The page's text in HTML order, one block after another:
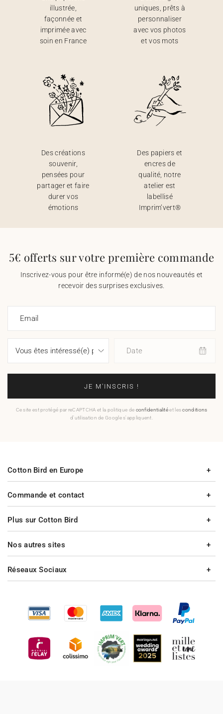
illustrée,
façonnée et
imprimée avec
soin en France
uniques, prêts à
personnaliser
avec vos photos
et vos mots
Des créations
souvenir,
pensées pour
partager et faire
durer vos
émotions
Des papiers et
encres de
qualité, notre
atelier est
labellisé
Imprim’vert®
5€ offerts sur votre première commande
Inscrivez-vous pour être informé(e) de nos nouveautés et
recevoir des surprises exclusives.
Email
Date
JE M'INSCRIS !
Ce site est protégé par reCAPTCHA et la politique de confidentialitéet lesconditions
d'utilisation de Google s'appliquent.
Commande et contact
Plus sur Cotton Bird
Cotton Bird en Europe
Nos autres sites
Réseaux Sociaux